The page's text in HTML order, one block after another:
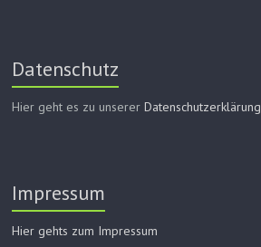
Datenschutz
Hier geht es zu unsererDatenschutzerklärung
Impressum
Hier gehts zum Impressum